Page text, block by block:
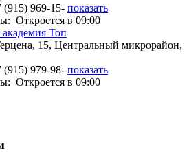
(915) 969-15- показать
Откроется в 09:00
Toп
15, Центральный микрорайон,
(915) 979-98- показать
Откроется в 09:00